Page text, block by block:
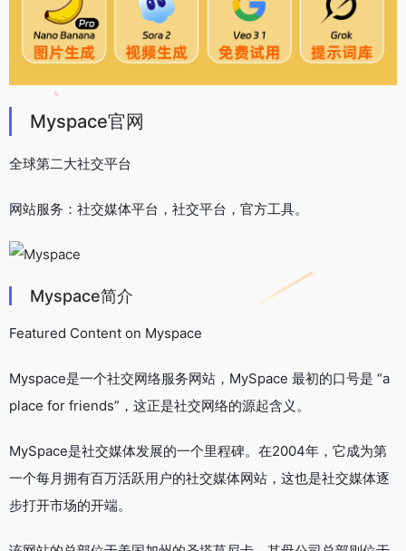
Myspace官网
全球第二大社交平台
网站服务：社交媒体平台，社交平台，官方工具。
Myspace简介
Featured Content on Myspace
Myspace是一个社交网络服务网站，MySpace 最初的口号是 “a
place for friends”，这正是社交网络的源起含义。
MySpace是社交媒体发展的一个里程碑。在2004年，它成为第
一个每月拥有百万活跃用户的社交媒体网站，这也是社交媒体逐
步打开市场的开端。